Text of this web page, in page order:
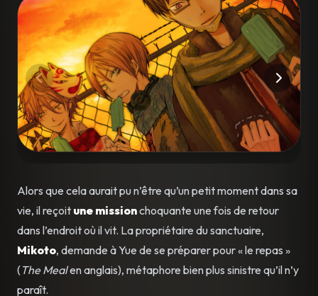
Alors que cela aurait pu n’être qu’un petit moment dans sa
vie, il reçoit une missionchoquante une fois de retour
dans l’endroit où il vit. La propriétaire du sanctuaire,
Mikoto, demande à Yue de se préparer pour « le repas »
(The Mealen anglais), métaphore bien plus sinistre qu’il n’y
paraît.